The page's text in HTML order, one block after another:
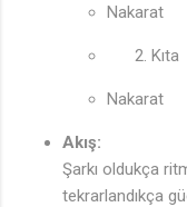
Nakarat
Kıta
Nakarat
Akış:
Şarkı oldukça
tekrarlandıkça